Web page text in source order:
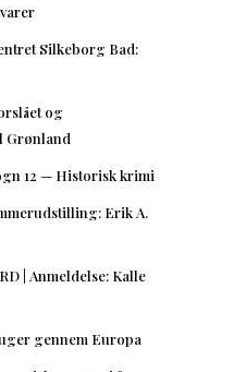
Silkeborg Bad:
og
Grønland
12 — Historisk krimi
Erik A.
| Anmeldelse: Kalle
gennem Europa